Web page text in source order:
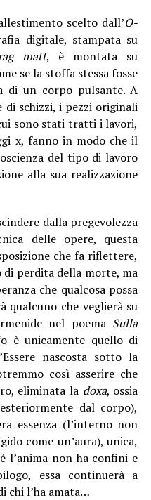
scelto dall’O-
digitale, stampata su
matt, è montata su
se la stoffa stessa fosse
di un corpo pulsante. A
schizzi, i pezzi originali
sono stati tratti i lavori,
x, fanno in modo che il
del tipo di lavoro
alla sua realizzazione
dalla pregevolezza
delle opere, questa
che fa riflettere,
di perdita della morte, ma
che qualcosa possa
qualcuno che veglierà su
nel poema Sulla
è unicamente quello di
nascosta sotto la
così asserire che
eliminata la doxa, ossia
dal corpo),
essenza (l’interno non
come un’aura), unica,
l’anima non ha confini e
essa continuerà a
chi l’ha amata…